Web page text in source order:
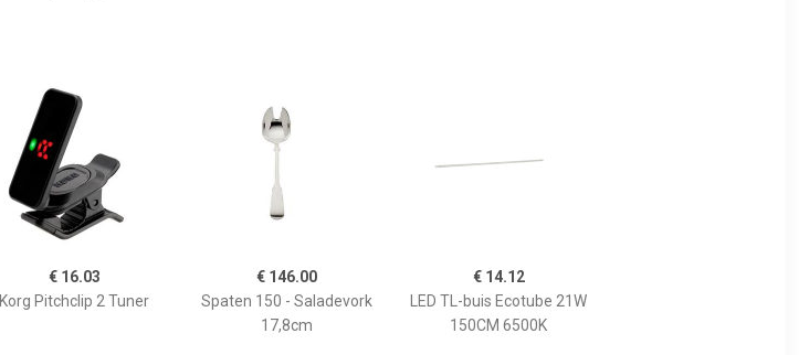
€ 16.03
Korg Pitchclip 2 Tuner
€ 146.00
Spaten 150 - Saladevork
17,8cm
€ 14.12
LED TL-buis Ecotube 21W
150CM 6500K